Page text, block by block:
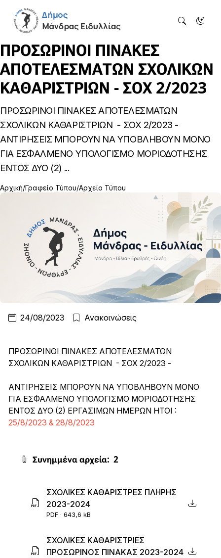
ΠΡΟΣΩΡΙΝΟΙ ΠΙΝΑΚΕΣ
ΑΠΟΤΕΛΕΣΜΑΤΩΝ ΣΧΟΛΙΚΩΝ
ΚΑΘΑΡΙΣΤΡΙΩΝ - ΣΟΧ 2/2023
ΠΡΟΣΩΡΙΝΟΙ ΠΙΝΑΚΕΣ ΑΠΟΤΕΛΕΣΜΑΤΩΝ
ΣΧΟΛΙΚΩΝ ΚΑΘΑΡΙΣΤΡΙΩΝ - ΣΟΧ 2/2023 -
ΑΝΤΙΡΗΣΕΙΣ ΜΠΟΡΟΥΝ ΝΑ ΥΠΟΒΛΗΒΟΥΝ ΜΟΝΟ
ΓΙΑ ΕΣΦΑΛΜΕΝΟ ΥΠΟΛΟΓΙΣΜΟ ΜΟΡΙΟΔΟΤΗΣΗΣ
ΕΝΤΟΣ ΔΥΟ (2) ...
Αρχική Γραφείο Τύπου Αρχείο Τύπου
24/08/2023 Ανακοινώσεις
ΠΡΟΣΩΡΙΝΟΙ ΠΙΝΑΚΕΣ ΑΠΟΤΕΛΕΣΜΑΤΩΝ
ΣΧΟΛΙΚΩΝ ΚΑΘΑΡΙΣΤΡΙΩΝ - ΣΟΧ 2/2023 -
ΑΝΤΙΡΗΣΕΙΣ ΜΠΟΡΟΥΝ ΝΑ ΥΠΟΒΛΗΒΟΥΝ ΜΟΝΟ
ΓΙΑ ΕΣΦΑΛΜΕΝΟ ΥΠΟΛΟΓΙΣΜΟ ΜΟΡΙΟΔΟΤΗΣΗΣ
ΕΝΤΟΣ ΔΥΟ (2) ΕΡΓΑΣΙΜΩΝ ΗΜΕΡΩΝ ΗΤΟΙ :
25/8/2023 & 28/8/2023
Συνημμένα αρχεία: 2
ΣΧΟΛΙΚΕΣ ΚΑΘΑΡΙΣΤΡΕΣ ΠΛΗΡΗΣ
2023-2024
PDF · 643,6 kB
ΣΧΟΛΙΚΕΣ ΚΑΘΑΡΙΣΤΡΙΕΣ
ΠΡΟΣΩΡΙΝΟΣ ΠΙΝΑΚΑΣ 2023-2024